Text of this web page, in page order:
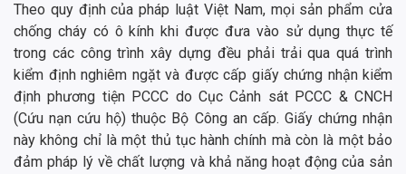
Theo quy định của pháp luật Việt Nam, mọi sản phẩm cửa
chống cháy có ô kính khi được đưa vào sử dụng thực tế
trong các công trình xây dựng đều phải trải qua quá trình
kiểm định nghiêm ngặt và được cấp giấy chứng nhận kiểm
định phương tiện PCCC do Cục Cảnh sát PCCC & CNCH
(Cứu nạn cứu hộ) thuộc Bộ Công an cấp. Giấy chứng nhận
này không chỉ là một thủ tục hành chính mà còn là một bảo
đảm pháp lý về chất lượng và khả năng hoạt động của sản